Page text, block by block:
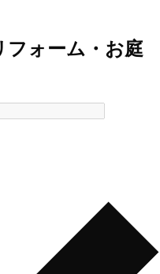
フォーム・お庭